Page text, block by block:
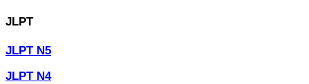
JLPT
JLPT N5
JLPT N4